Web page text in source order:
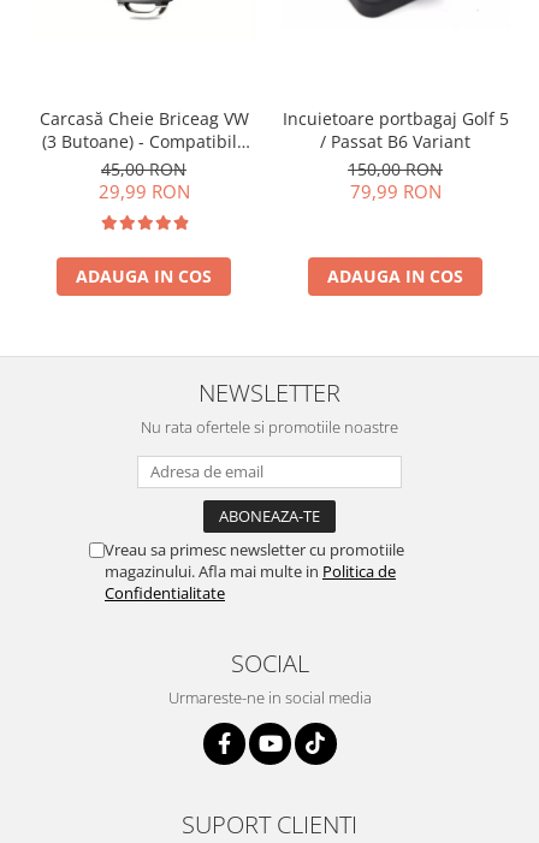
Carcasă Cheie Briceag VW
(3 Butoane) - Compatibilă
Golf 5, Jetta, Touran etc
45,00 RON
29,99 RON
ADAUGA IN COS
Incuietoare portbagaj Golf 5
/ Passat B6 Variant
150,00 RON
79,99 RON
ADAUGA IN COS
NEWSLETTER
Nu rata ofertele si promotiile noastre
Vreau sa primesc newsletter cu promotiile
magazinului. Afla mai multe in Politica de
Confidentialitate
SOCIAL
Urmareste-ne in social media
SUPORT CLIENTI